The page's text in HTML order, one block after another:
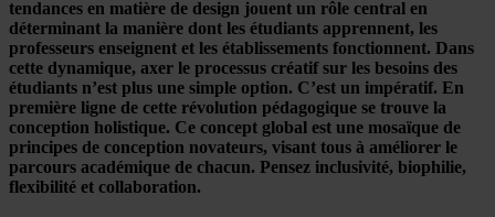
tendances en matière de design jouent un rôle central en
déterminant la manière dont les étudiants apprennent, les
professeurs enseignent et les établissements fonctionnent. Dans
cette dynamique, axer le processus créatif sur les besoins des
étudiants n’est plus une simple option. C’est un impératif. En
première ligne de cette révolution pédagogique se trouve la
conception holistique. Ce concept global est une mosaïque de
principes de conception novateurs, visant tous à améliorer le
parcours académique de chacun. Pensez inclusivité, biophilie,
flexibilité et collaboration.